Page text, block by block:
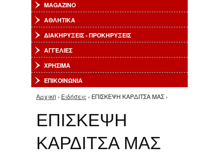
MAGAZINO
ΑΘΛΗΤΙΚΑ
ΔΙΑΚΗΡΥΞΕΙΣ - ΠΡΟΚΗΡΥΞΕΙΣ
ΑΓΓΕΛΙΕΣ
ΧΡΗΣΙΜΑ
ΕΠΙΚΟΙΝΩΝΙΑ
Είστε εδώ
Αρχική › Ειδήσεις › ΕΠΙΣΚΕΨΗ ΚΑΡΔΙΤΣΑ ΜΑΣ ›
ΕΠΙΣΚΕΨΗ
ΚΑΡΔΙΤΣΑ ΜΑΣ